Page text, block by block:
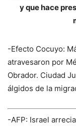
y que hace
-Efecto Cocuyo:
atravesaron por
Obrador. Ciudad
álgidos de la
-AFP: Israel